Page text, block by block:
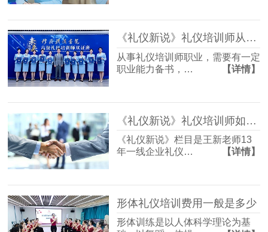
《礼仪新说》礼仪培训师从业证书如何考
从事礼仪培训师职业，需要有一定
职业能力备书，…
【详情】
《礼仪新说》礼仪培训师如何借助礼仪培训为企业服务升级？
《礼仪新说》栏目是王新老师13
年一线企业礼仪…
【详情】
形体礼仪培训费用一般是多少
形体训练是以人体科学理论为基